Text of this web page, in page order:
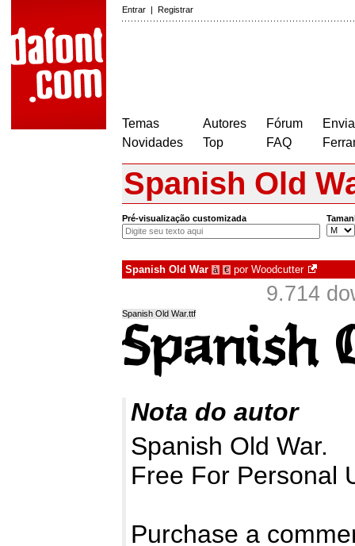
Entrar | Registrar
Temas
Novidades
Autores
Top
Fórum
FAQ
Spanish Old
Pré-visualização customizada
Spanish Old War à € por Woodcutter
9.714
Spanish Old War.ttf
Nota do autor
Spanish Old War.
Free For Personal
Purchase a